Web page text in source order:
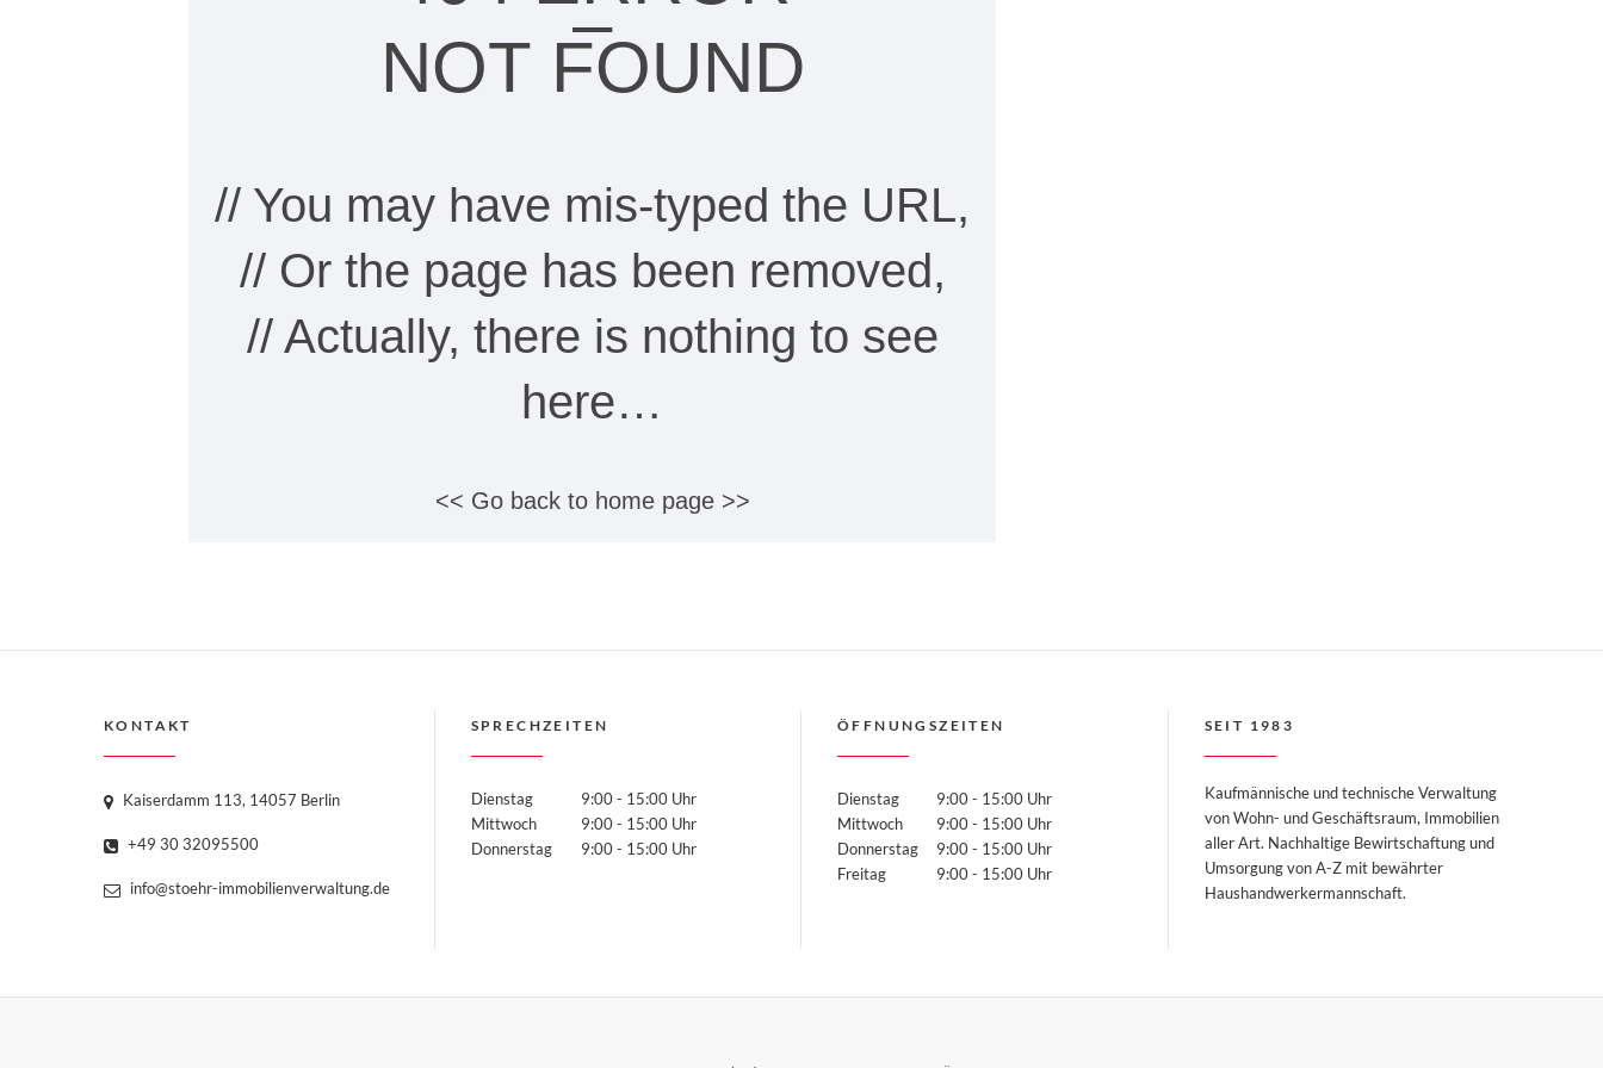
–
NOT FOUND
// You may have mis-typed the URL,
// Or the page has been removed,
// Actually, there is nothing to see
here…
<< Go back to home page >>
KONTAKT
Kaiserdamm 113, 14057 Berlin
+49 30 32095500
info@stoehr-immobilienverwaltung.de
SPRECHZEITEN
Dienstag
Mittwoch
Donnerstag
9:00 - 15:00 Uhr
9:00 - 15:00 Uhr
9:00 - 15:00 Uhr
ÖFFNUNGSZEITEN
Dienstag
Mittwoch
Donnerstag
Freitag
9:00 - 15:00 Uhr
9:00 - 15:00 Uhr
9:00 - 15:00 Uhr
9:00 - 15:00 Uhr
SEIT 1983
Kaufmännische und technische Verwaltung
von Wohn- und Geschäftsraum, Immobilien
aller Art. Nachhaltige Bewirtschaftung und
Umsorgung von A-Z mit bewährter
Haushandwerkermannschaft.